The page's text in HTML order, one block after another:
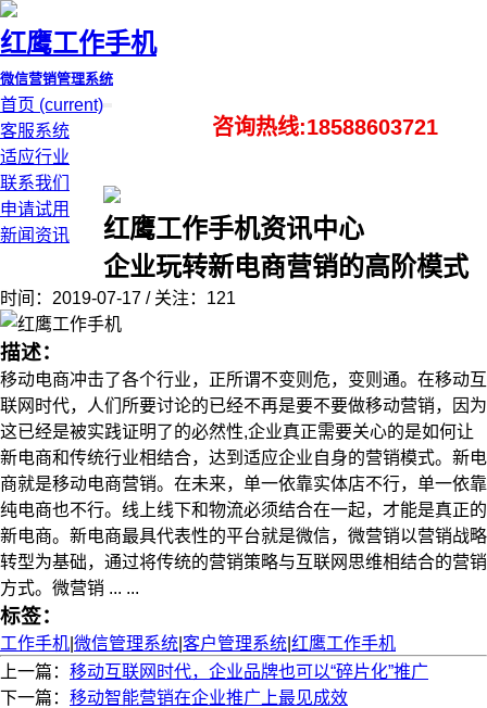
红鹰工作手机
微信营销管理系统
首页 (current)
客服系统
适应行业
联系我们
申请试用
新闻资讯
咨询热线:18588603721
红鹰工作手机资讯中心
企业玩转新电商营销的高阶模式
时间：2019-07-17 / 关注：121
描述：
移动电商冲击了各个行业，正所谓不变则危，变则通。在移动互
联网时代，人们所要讨论的已经不再是要不要做移动营销，因为
这已经是被实践证明了的必然性,企业真正需要关心的是如何让
新电商和传统行业相结合，达到适应企业自身的营销模式。新电
商就是移动电商营销。在未来，单一依靠实体店不行，单一依靠
纯电商也不行。线上线下和物流必须结合在一起，才能是真正的
新电商。新电商最具代表性的平台就是微信，微营销以营销战略
转型为基础，通过将传统的营销策略与互联网思维相结合的营销
方式。微营销 ... ...
标签：
工作手机 微信管理系统 客户管理系统 红鹰工作手机
上一篇： 移动互联网时代，企业品牌也可以“碎片化”推广
下一篇： 移动智能营销在企业推广上最见成效